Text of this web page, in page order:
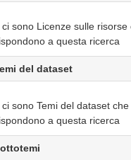
ci sono Licenze sulle risorse
a questa ricerca
del dataset
ci sono Temi del dataset che
a questa ricerca